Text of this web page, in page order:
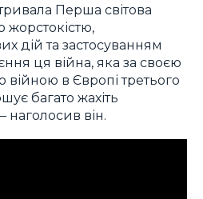
Перша світова
жорстокістю,
дій та застосуванням
ця війна, яка за своєю
війною в Європі третього
багато жахіть
наголосив він.